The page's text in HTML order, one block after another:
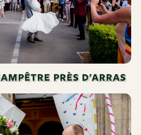
Près d’arras